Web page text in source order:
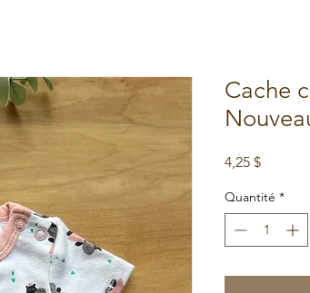
Cache
4,25 $Prix
Quantité *